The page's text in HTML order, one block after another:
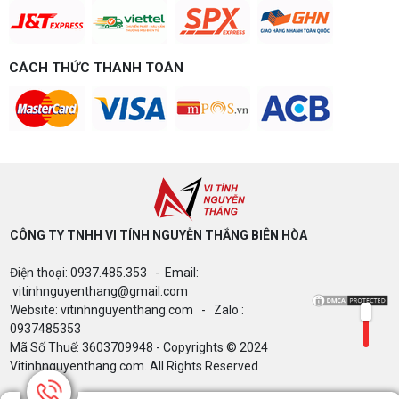
phí tại Vi tính Nguyễn Thắng.
GIGABYTE & INTEL CORE ULTRA 200S
Mềm Vi Tính Nguyễn Thắng
Microsoft và cú "Quay xe" 32GB RAM: Khi
tiêu chuẩn phần cứng đối đầu với thực tế
bão giá
CÁCH THỨC THANH TOÁN
CÔNG TY TNHH VI TÍNH NGUYỄN THẮNG BIÊN HÒA​
Điện thoại: 0937.485.353 - Email:
vitinhnguyenthang@gmail.com
Website: vitinhnguyenthang.com - Zalo :
0937485353
Mã Số Thuế: 3603709948 - Copyrights © 2024
Vitinhnguyenthang.com. All Rights Reserved